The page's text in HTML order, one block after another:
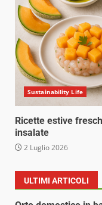
Sustainability Life
Ricette estive
insalate
2 Luglio 2026
ULTIMI ARTICOLI